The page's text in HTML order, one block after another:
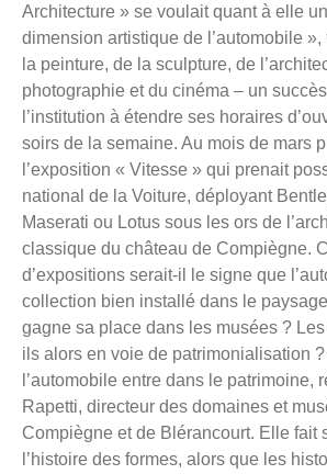
Architecture » se voulait quant à elle
dimension artistique de l’automobile
la peinture, de la sculpture, de
photographie et du cinéma – un
l’institution à étendre ses horaires
soirs de la semaine. Au mois de mars
l’exposition « Vitesse » qui prenait
national de la Voiture, déployant
Maserati ou Lotus sous les ors de
classique du château de Compiègne.
d’expositions serait-il le signe que
collection bien installé dans le
gagne sa place dans les musées ?
ils alors en voie de patrimonialisation ?
l’automobile entre dans le patrimoine,
Rapetti, directeur des domaines et
Compiègne et de Blérancourt. Elle fait
l’histoire des formes, alors que les